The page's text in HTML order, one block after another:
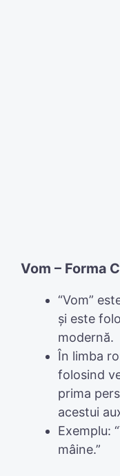
Vom – Forma
“Vom”
și este
modernă.
În limba
folosind
prima
acestui
Exemplu:
mâine.”